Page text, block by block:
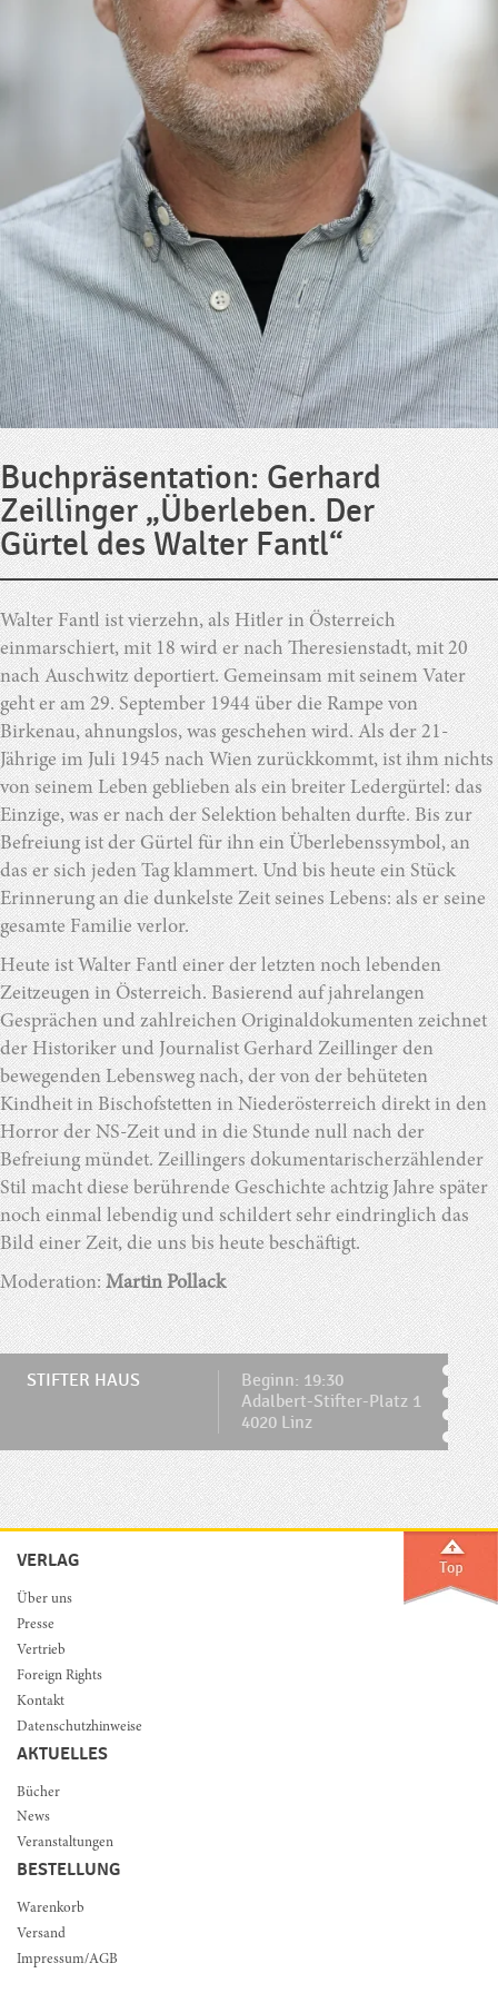
Buchpräsentation: Gerhard
Zeillinger „Überleben. Der
Gürtel des Walter Fantl“
Walter Fantl ist vierzehn, als Hitler in Österreich
einmarschiert, mit 18 wird er nach Theresienstadt, mit 20
nach Auschwitz deportiert. Gemeinsam mit seinem Vater
geht er am 29. September 1944 über die Rampe von
Birkenau, ahnungslos, was geschehen wird. Als der 21-
Jährige im Juli 1945 nach Wien zurückkommt, ist ihm nichts
von seinem Leben geblieben als ein breiter Ledergürtel: das
Einzige, was er nach der Selektion behalten durfte. Bis zur
Befreiung ist der Gürtel für ihn ein Überlebenssymbol, an
das er sich jeden Tag klammert. Und bis heute ein Stück
Erinnerung an die dunkelste Zeit seines Lebens: als er seine
gesamte Familie verlor.
Heute ist Walter Fantl einer der letzten noch lebenden
Zeitzeugen in Österreich. Basierend auf jahrelangen
Gesprächen und zahlreichen Originaldokumenten zeichnet
der Historiker und Journalist Gerhard Zeillinger den
bewegenden Lebensweg nach, der von der behüteten
Kindheit in Bischofstetten in Niederösterreich direkt in den
Horror der NS-Zeit und in die Stunde null nach der
Befreiung mündet. Zeillingers dokumentarischerzählender
Stil macht diese berührende Geschichte achtzig Jahre später
noch einmal lebendig und schildert sehr eindringlich das
Bild einer Zeit, die uns bis heute beschäftigt.
Moderation:Martin Pollack
STIFTER HAUS
Beginn: 19:30
Adalbert-Stifter-Platz 1
4020 Linz
VERLAG
Über uns
Presse
Vertrieb
Foreign Rights
Kontakt
Datenschutzhinweise
AKTUELLES
Bücher
News
Veranstaltungen
BESTELLUNG
Warenkorb
Versand
Impressum/AGB